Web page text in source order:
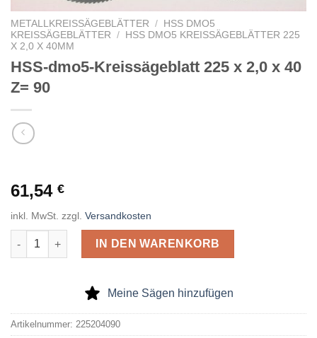
METALLKREISSÄGEBLÄTTER / HSS DMO5
KREISSÄGEBLÄTTER
/ HSS DMO5 KREISSÄGEBLÄTTER 225
X 2,0 X 40MM
HSS-dmo5-Kreissägeblatt 225 x 2,0 x 40
Z= 90
61,54 €
inkl. MwSt. zzgl. Versandkosten
HSS-dmo5-Kreissägeblatt 225 x 2,0 x 40 Z= 90 Menge
IN DEN WARENKORB
Meine Sägen hinzufügen
Artikelnummer: 225204090